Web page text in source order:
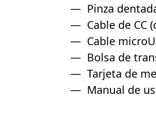
Pinza
Cable de CC
Cable
Bolsa de
Tarjeta de
Manual de